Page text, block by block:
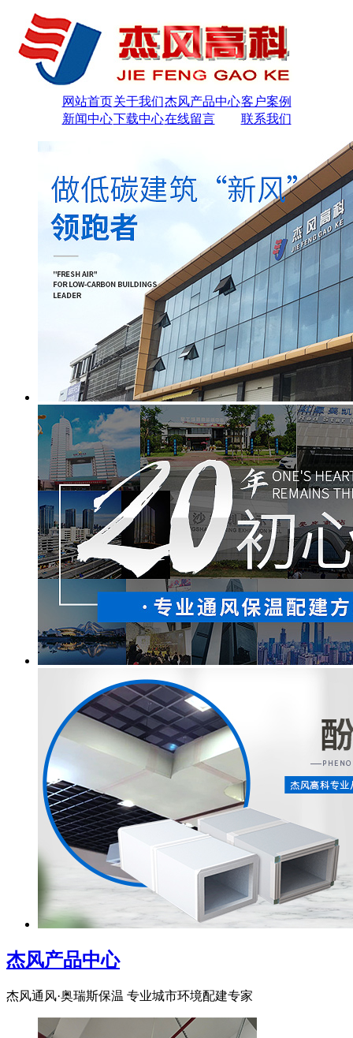
网站首页关于我们杰风产品中心客户案例
新闻中心下载中心在线留言 联系我们
杰风产品中心
杰风通风·奥瑞斯保温 专业城市环境配建专家